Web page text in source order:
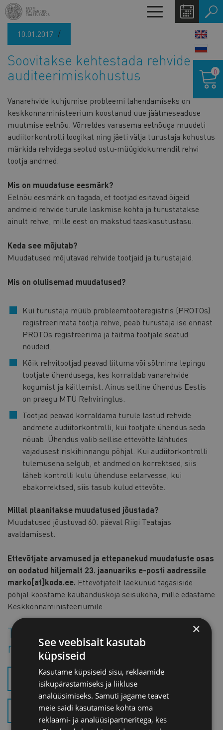
Liigu
edasi
põhisisu
Toggle
navigation
10.01.2017
Soovitakse kehtestada rehvide
auditeerimiskohustus
Vanarehvide kuhjumise probleemi lahendamiseks on
keskkonnaministeerium koostanud uue jäätmeseaduse
muutmise eelnõu. Võrreldes varasema eelnõuga muudeti
audiitorkontrolli loogikat ning jäeti välja turustaja kohustus
märkida rehvidega seotud ostu-müügidokumendil rehvi
tootja andmed.
Mis on muudatuse eesmärk?
Eelnõu eesmärk on tagada, et tootjad esitavad õigeid
andmeid rehvide turule laskmise kohta ja turustatakse
ainult rehve, mille eest on makstud taaskasutustasu.
Keda see mõjutab?
Muudatused mõjutavad rehvide tootjaid ja turustajaid.
Mis on olulisemad muudatused?
Kui turustaja müüb probleemtooteregistris (PROTOs)
registreerimata tootja rehve, peab turustaja ise ennast
PROTOs registreerima ja täitma tootjale seatud
nõudeid.
Kõik rehvitootjad peavad liituma või sõlmima lepingu
tootjate ühendusega, kes korraldab vanarehvide
kogumist ja käitlemist. Ainus selline ühendus Eestis
on praegu MTÜ Rehviringlus.
Tootjad peavad korraldama turule lastud rehvide
andmete audiitorkontrolli, kui tootjate ühendus seda
nõuab. Ühendus valib sellise ettevõtte lähtudes
vajadusest riskihinnangu põhjal. Kui audiitorkontrolli
tulemusena selgub, et andmed on korrektsed, siis
läheb kontrolli kulu ühenduse eelarvesse, kui
ebakorrektsed, siis tasub kulud ettevõte.
Millal plaanitakse muudatused jõustada?
Muudatused jõustuvad 60. päeval Riigi Teatajas
avaldamisest.
Ettevõtjate arvamused ja ettepanekud muudatuste osas
on oodatud hiljemalt 23. jaanuariks e-posti aadressile
marko[at]koda.ee. Ettevõtjatelt laekunud tagasiside
põhjal koostame kaubanduskoja seisukoha, mille edastame
Keskkonnaministeeriumile.
Tutvu kavandatavate
muudatustega:
EELNÕU (.PDF)
SELETUSKIRI (.PDF)
0
×
See veebisait kasutab
küpsiseid
Kasutame küpsiseid sisu, reklaamide
isikupärastamiseks ja liikluse
analüüsimiseks. Samuti jagame teavet
meie saidi kasutamise kohta oma
reklaami- ja analüüsipartneritega, kes